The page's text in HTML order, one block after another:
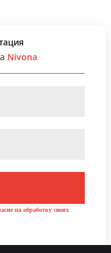
Nivona
на обработку своих